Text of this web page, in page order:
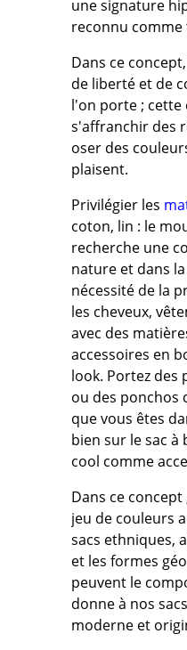
une signature
reconnu comme
Dans ce
de liberté et de
l'on porte ; cette
s'affranchir des
oser des
plaisent.
Privilégier les
coton, lin : le
recherche une
nature et dans
nécessité de la
les cheveux,
avec des
accessoires en
look. Portez des
ou des
que vous êtes
bien sur le sac à
cool comme
Dans ce
jeu de couleurs
sacs ethniques,
et les formes
peuvent le
donne à nos
moderne et